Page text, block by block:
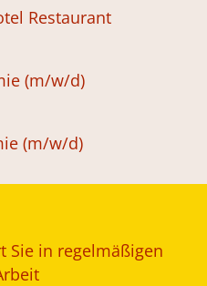
Restaurant
(m/w/d)
(m/w/d)
Sie in regelmäßigen